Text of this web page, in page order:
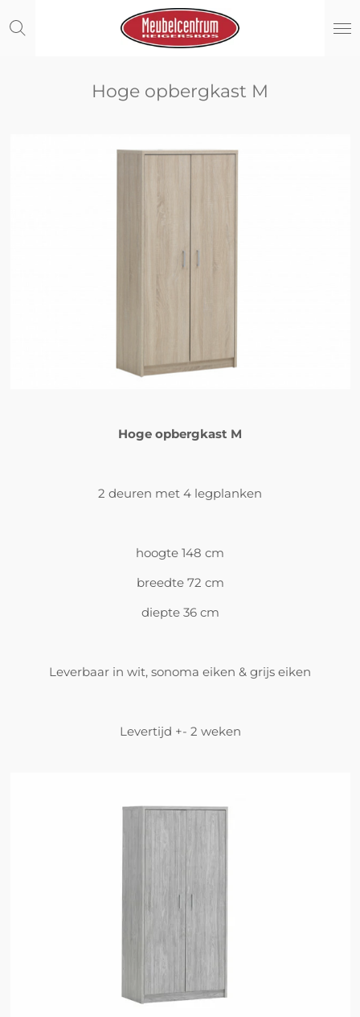
direct
Hoge opbergkast M
Hoge opbergkast M
2 deuren met 4 legplanken
hoogte 148 cm
breedte 72 cm
diepte 36 cm
Leverbaar in wit, sonoma eiken & grijs eiken
Levertijd +- 2 weken